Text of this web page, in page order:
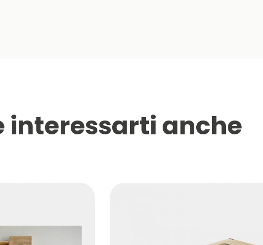
interessarti anche